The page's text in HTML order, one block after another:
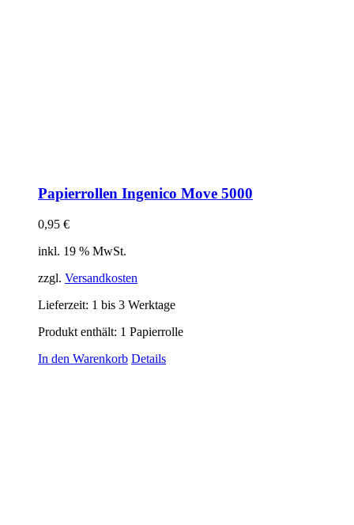
Papierrollen Ingenico Move 5000
0,95 €
inkl. 19 % MwSt.
zzgl. Versandkosten
Lieferzeit: 1 bis 3 Werktage
Produkt enthält: 1 Papierrolle
In den Warenkorb Details